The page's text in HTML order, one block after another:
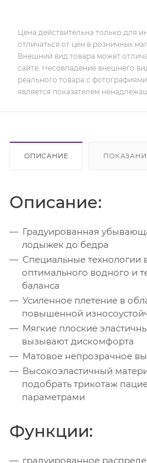
Цена действительна только для
отличаться от цен в розничных
Внешний вид товара может
сайте. Несовпадение внешнего
реального товара с
является показателем
ОПИСАНИЕ
Описание:
Градуированная
лодыжек до бедра
Специальные технологии
оптимального водного и
баланса
Усиленное плетение в
повышенной
Мягкие плоские
вызывают дискомфорта
Матовое непрозрачное
Высокоэластичный
подобрать трикотаж
параметрами
Функции:
градуированное